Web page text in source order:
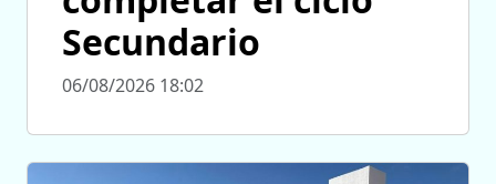
Secundario
06/08/2026 18:02